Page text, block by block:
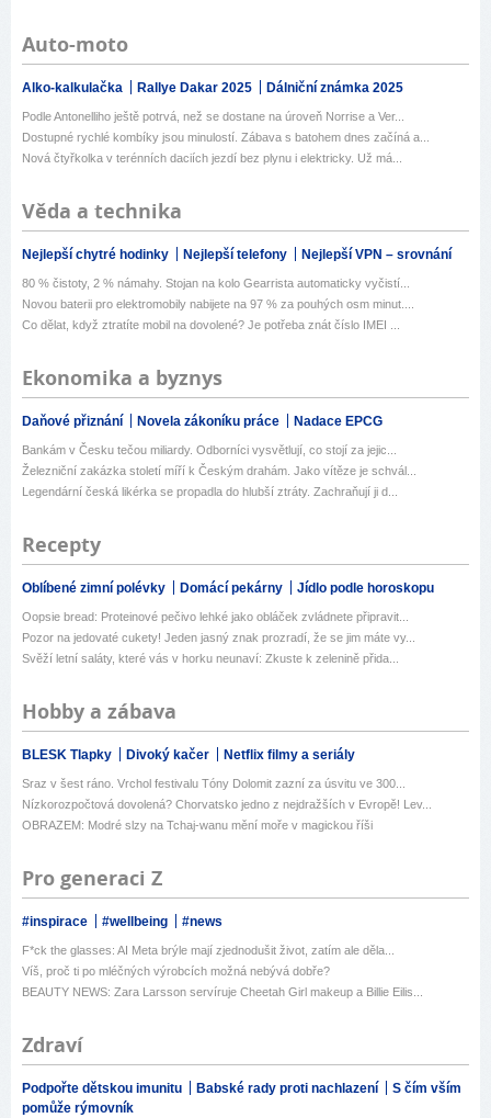
Auto-moto
Alko-kalkulačka Rallye Dakar 2025 Dálniční známka 2025
Podle Antonelliho ještě potrvá, než se dostane na úroveň Norrise a Ver...
Dostupné rychlé kombíky jsou minulostí. Zábava s batohem dnes začíná a...
Nová čtyřkolka v terénních daciích jezdí bez plynu i elektricky. Už má...
Věda a technika
Nejlepší chytré hodinky Nejlepší telefony Nejlepší VPN – srovnání
80 % čistoty, 2 % námahy. Stojan na kolo Gearrista automaticky vyčistí...
Novou baterii pro elektromobily nabijete na 97 % za pouhých osm minut....
Co dělat, když ztratíte mobil na dovolené? Je potřeba znát číslo IMEI ...
Ekonomika a byznys
Daňové přiznání Novela zákoníku práce Nadace EPCG
Bankám v Česku tečou miliardy. Odborníci vysvětlují, co stojí za jejic...
Železniční zakázka století míří k Českým drahám. Jako vítěze je schvál...
Legendární česká likérka se propadla do hlubší ztráty. Zachraňují ji d...
Recepty
Oblíbené zimní polévky Domácí pekárny Jídlo podle horoskopu
Oopsie bread: Proteinové pečivo lehké jako obláček zvládnete připravit...
Pozor na jedovaté cukety! Jeden jasný znak prozradí, že se jim máte vy...
Svěží letní saláty, které vás v horku neunaví: Zkuste k zelenině přida...
Hobby a zábava
BLESK Tlapky Divoký kačer Netflix filmy a seriály
Sraz v šest ráno. Vrchol festivalu Tóny Dolomit zazní za úsvitu ve 300...
Nízkorozpočtová dovolená? Chorvatsko jedno z nejdražších v Evropě! Lev...
OBRAZEM: Modré slzy na Tchaj-wanu mění moře v magickou říši
Pro generaci Z
#inspirace #wellbeing #news
F*ck the glasses: AI Meta brýle mají zjednodušit život, zatím ale děla...
Víš, proč ti po mléčných výrobcích možná nebývá dobře?
BEAUTY NEWS: Zara Larsson servíruje Cheetah Girl makeup a Billie Eilis...
Zdraví
Podpořte dětskou imunitu Babské rady proti nachlazení
S čím vším
pomůže rýmovník